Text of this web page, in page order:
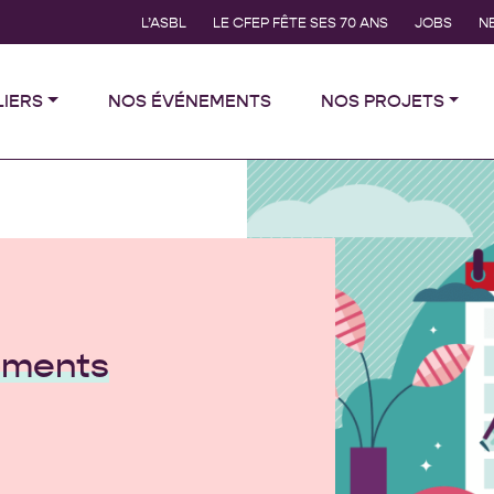
L’ASBL LE CFEP FÊTE SES 70 ANS JOBS
NOS ÉVÉNEMENTS NOS PROJETS